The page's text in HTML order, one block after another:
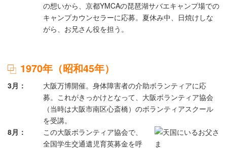
の想いから、京都YMCAの琵琶湖サバエキャンプ場での
キャンプカウンセラーに応募。夏休み中、日焼けしな
がら、お兄さん役を担う。
1970年（昭和45年）
3月
大阪万博開催。身体障害者の介助ボランティアに応
募。これがきっかけとなって、大阪ボランティア協会
（当時は大阪市南区心斎橋）のボランティアスクール
を受講。
8月
この大阪ボランティア協会で、
全国学生交通遺児育英募金を呼